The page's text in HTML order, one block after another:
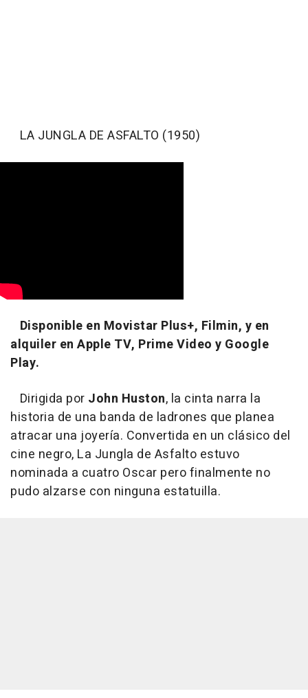
LA JUNGLA DE ASFALTO (1950)
Disponible en Movistar Plus+, Filmin, y en
alquiler en Apple TV, Prime Video y Google
Play.
Dirigida por John Huston, la cinta narra la
historia de una banda de ladrones que planea
atracar una joyería. Convertida en un clásico del
cine negro, La Jungla de Asfalto estuvo
nominada a cuatro Oscar pero finalmente no
pudo alzarse con ninguna estatuilla.